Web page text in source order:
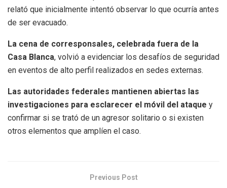
relató que inicialmente intentó observar lo que ocurría antes
de ser evacuado.
La cena de corresponsales, celebrada fuera de la
Casa Blanca, volvió a evidenciar los desafíos de seguridad
en eventos de alto perfil realizados en sedes externas.
Las autoridades federales mantienen abiertas las
investigaciones para esclarecer el móvil del ataque y
confirmar si se trató de un agresor solitario o si existen
otros elementos que amplíen el caso.
Previous Post